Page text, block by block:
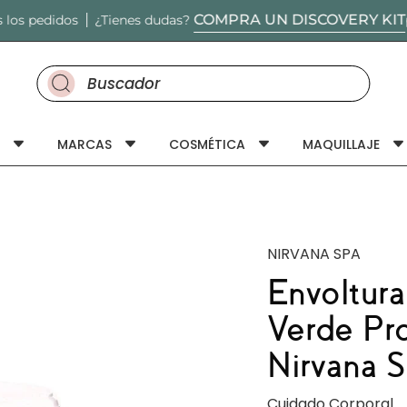
¿Tienes dudas?COMPRA UN DISCOVERY KITpor sólo
Buscar productos en nuestro sitio
MARCAS COSMÉTICA MAQUILLAJE
NIRVANA SPA
Verde
Nirvana